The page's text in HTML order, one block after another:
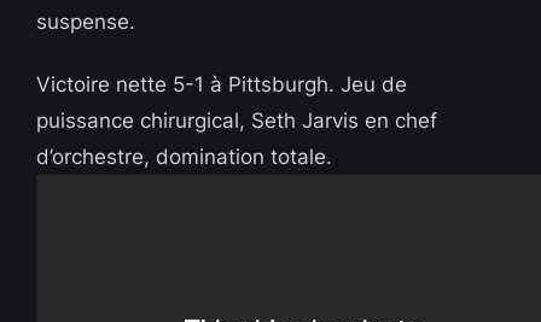
suspense.
Victoire nette 5-1 à Pittsburgh. Jeu de
puissance chirurgical, Seth Jarvis en chef
d’orchestre, domination totale.